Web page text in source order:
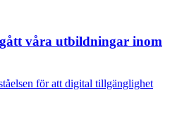
gått våra utbildningar inom
för att digital tillgänglighet